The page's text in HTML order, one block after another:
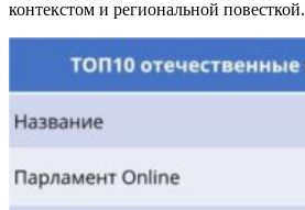
контекстом и региональной повесткой.